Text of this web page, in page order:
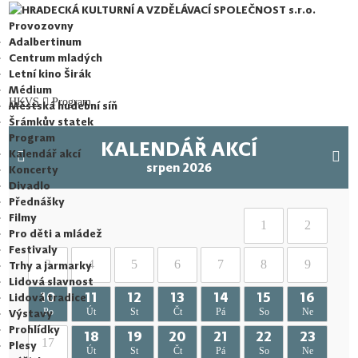
Provozovny
Adalbertinum
Centrum mladých
Letní kino Širák
Médium
Městská hudební síň
Šrámkův statek
Program
Kalendář akcí
Koncerty
Divadlo
Přednášky
Filmy
Pro děti a mládež
Festivaly
Trhy a jarmarky
Lidová slavnost
Lidová tradice
Výstavy
Prohlídky
Plesy
HKVS Program
KALENDÁŘ AKCÍ
srpen 2026
1 2
3 4 5 6 7 8 9
10
Po
11
Út
12
St
13
Čt
14
Pá
15
So
16
Ne
17 18
Út
19
St
20
Čt
21
Pá
22
So
23
Ne